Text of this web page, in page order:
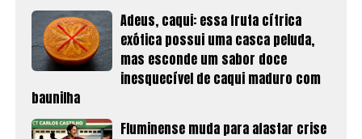
Adeus, caqui: essa fruta cítrica
exótica possui uma casca peluda,
mas esconde um sabor doce
inesquecível de caqui maduro com
baunilha
Fluminense muda para afastar crise